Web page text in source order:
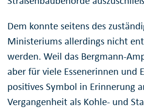
Dem konnte seitens des
Ministeriums allerdings nicht
werden. Weil das Bergmann-
aber für viele Essenerinnen und
positives Symbol in Erinnerung
Vergangenheit als Kohle- und